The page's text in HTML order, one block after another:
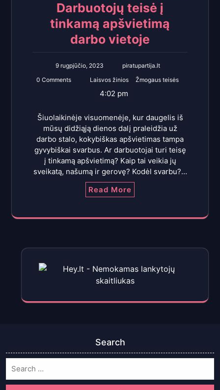
Darbuotojų teisė į
tinkamą apšvietimą
darbo vietoje
9 rugpjūčio, 2023
piratupartija.lt
0 Comments
Laisvos žinios Žmogaus teisės
4:02 pm
Šiuolaikinėje visuomenėje, kur daugelis iš
mūsų didžiąją dienos dalį praleidžia už
darbo stalo, kokybiškas apšvietimas tampa
gyvybiškai svarbus. Ar darbuotojai turi teisę
į tinkamą apšvietimą? Kaip tai veikia jų
sveikatą, našumą ir gerovę? Kodėl svarbu?…
Read More
Search